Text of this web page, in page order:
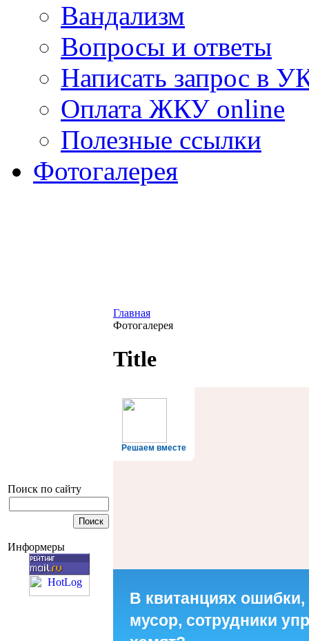
Вандализм
Вопросы и ответы
Написать запрос в
Оплата ЖКУ online
Полезные ссылки
Фотогалерея
Поиск по сайту
Информеры
Главная
Фотогалерея
Title
Решаем вместе
В квитанциях
мусор, сотрудники